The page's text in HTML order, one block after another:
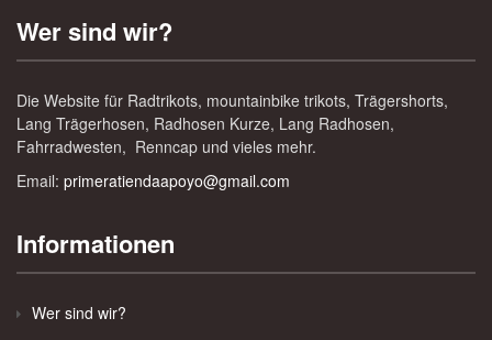
Wer sind wir?
Die Website für Radtrikots, mountainbike trikots, Trägershorts,
Lang Trägerhosen, Radhosen Kurze, Lang Radhosen,
Fahrradwesten, Renncap und vieles mehr.
Email: primeratiendaapoyo@gmail.com
Informationen
Wer sind wir?